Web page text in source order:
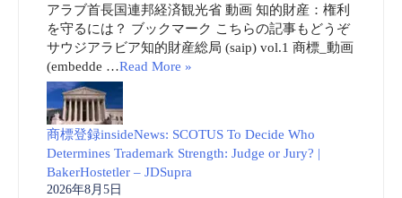
アラブ首長国連邦経済観光省 動画 知的財産：権利
を守るには？ ブックマーク こちらの記事もどうぞ
サウジアラビア知的財産総局 (saip) vol.1 商標_動画
(embedde …Read More »
商標登録insideNews: SCOTUS To Decide Who
Determines Trademark Strength: Judge or Jury? |
BakerHostetler – JDSupra
2026年8月5日